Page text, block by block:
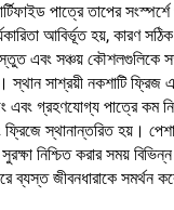
পাত্রে তাপের
আবির্ভূত হয়, কারণ
এবং সঞ্চয়
সাশ্রয়ী নকশাটি
গ্রহণযোগ্য পাত্রে কম
স্থানান্তরিত হয়।
নিশ্চিত করার সময়
ব্যস্ত জীবনধারাকে সমর্থন